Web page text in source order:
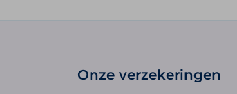
Onze verzekeringen